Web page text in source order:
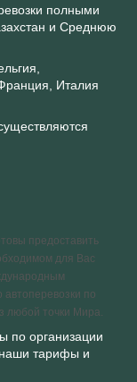
полными
и Среднюю
Италия
предоставить
для Вас
автоперевозки по
любой точки Мира.
по организации
наши тарифы и